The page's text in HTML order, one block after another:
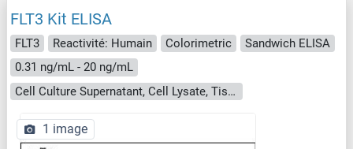
FLT3 Kit ELISA
FLT3 Reactivité: Humain Colorimetric
Sandwich ELISA
0.31 ng/mL - 20 ng/mL
Cell Culture Supernatant, Cell Lysate, Tissue Homogenate
1 image